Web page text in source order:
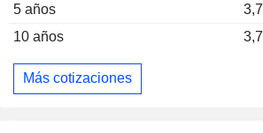
5 años
3,7
10 años
3,7
Más cotizaciones